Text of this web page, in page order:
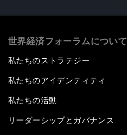
世界経済フォーラムについて
私たちのストラテジー
私たちのアイデンティティ
私たちの活動
リーダーシップとガバナンス